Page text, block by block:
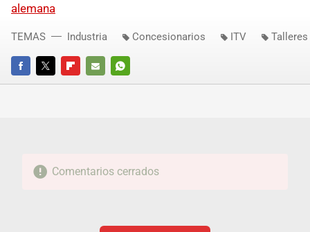
alemana
FACEBOOKTWITTERFLIPBOARD
E-
WHATSAPP
TEMAS Industria Concesionarios ITV Talleres
Comentarios cerrados